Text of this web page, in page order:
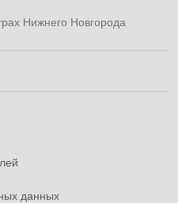
Нижнего Новгорода
данных